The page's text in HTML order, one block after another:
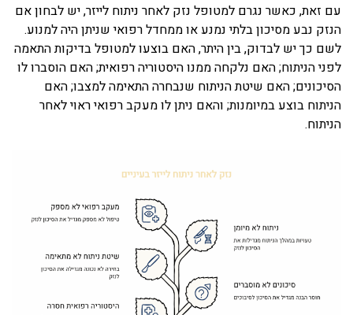
עם זאת, כאשר נגרם למטופל נזק לאחר ניתוח לייזר, יש לבחון אם
הנזק נבע מסיכון בלתי נמנע או ממחדל רפואי שניתן היה למנוע.
לשם כך יש לבדוק, בין היתר, האם בוצעו למטופל בדיקות התאמה
לפני הניתוח; האם נלקחה ממנו היסטוריה רפואית; האם הוסברו לו
הסיכונים; האם שיטת הניתוח שנבחרה התאימה למצבו; האם
הניתוח בוצע במיומנות; והאם ניתן לו מעקב רפואי ראוי לאחר
הניתוח.